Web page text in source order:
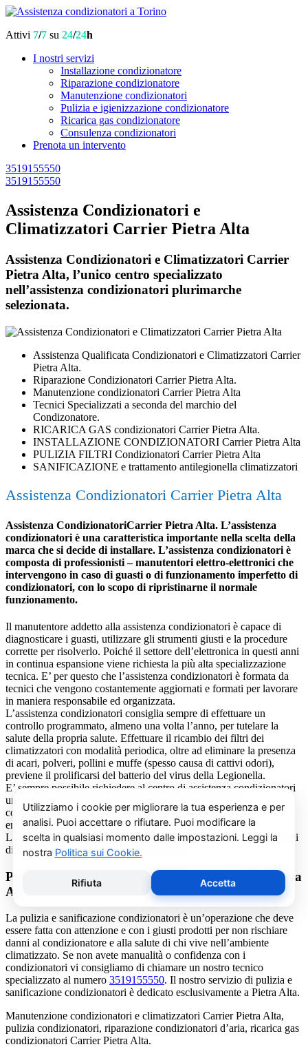
Attivi 7/7 su 24/24h
I nostri servizi
Installazione condizionatore
Riparazione condizionatore
Manutenzione condizionatori
Pulizia e igienizzazione condizionatore
Ricarica gas condizionatore
Consulenza condizionatori
Prenota un intervento
3519155550
3519155550
Assistenza Condizionatori e
Climatizzatori Carrier Pietra Alta
Assistenza Condizionatori e Climatizzatori Carrier
Pietra Alta, l’unico centro specializzato
nell’assistenza condizionatori plurimarche
selezionata.
Assistenza Qualificata Condizionatori e Climatizzatori Carrier
Pietra Alta.
Riparazione Condizionatori Carrier Pietra Alta.
Manutenzione condizionatori Carrier Pietra Alta
Tecnici Specializzati a seconda del marchio del
Condizonatore.
RICARICA GAS condizionatori Carrier Pietra Alta.
INSTALLAZIONE CONDIZIONATORI Carrier Pietra Alta
PULIZIA FILTRI Condizionatori Carrier Pietra Alta
SANIFICAZIONE e trattamento antilegionella climatizzatori
Assistenza Condizionatori Carrier Pietra Alta
Assistenza CondizionatoriCarrier Pietra Alta. L’assistenza
condizionatori è una caratteristica importante nella scelta della
marca che si decide di installare. L’assistenza condizionatori è
composta di professionisti – manutentori elettro-elettronici che
intervengono in caso di guasti o di funzionamento imperfetto di
condizionatori, con lo scopo di ripristinarne il normale
funzionamento.
Il manutentore addetto alla assistenza condizionatori è capace di
diagnosticare i guasti, utilizzare gli strumenti giusti e la procedure
corrette per risolverlo. Poiché il settore dell’elettronica in questi anni
in continua espansione viene richiesta la più alta specializzazione
tecnica. E’ per questo che l’assistenza condizionatori è formata da
tecnici che vengono costantemente aggiornati e formati per lavorare
in maniera responsabile ed organizzata.
L’assistenza condizionatori consiglia sempre di effettuare un
controllo programmato, almeno una volta l’anno, per tutelare la
salute della propria salute. Effettuare il ricambio dei filtri dei
climatizzatori con modalità periodica, oltre ad eliminare la presenza
di acari, polveri, pollini e muffe (spesso causa di cattivi odori),
previene il prolificarsi del batterio del virus della Legionella.
E’ sempre possibile richiedere al centro di assistenza condizionatori
una consulenza gratuita per un montaggio di un nuovo
condizionatore o sulle ultime normative in materia di risparmio
energetico.
La salute e il benessere sono quindi essere gli obiettivi fondamentali
di un addetto alla assistenza condizionatori.
Pulizia e Sanificazione Condizionatori Carrier Pietra
Alta
La pulizia e sanificazione condizionatori è un’operazione che deve
essere fatta con attenzione e con i giusti prodotti per non rischiare
danni al condizionatore e alla salute di chi vive nell’ambiente
climatizzato. Se non avete manualità o confidenza con i
condizionatori vi consigliamo di chiamare un nostro tecnico
specializzato al numero 3519155550. Il nostro servizio di pulizia e
sanificazione condizionatori è dedicato esclusivamente a Pietra Alta.
Manutenzione condizionatori e climatizzatori Carrier Pietra Alta,
pulizia condizionatori, riparazione condizionatori d’aria, ricarica gas
condizionatori Carrier Pietra Alta.